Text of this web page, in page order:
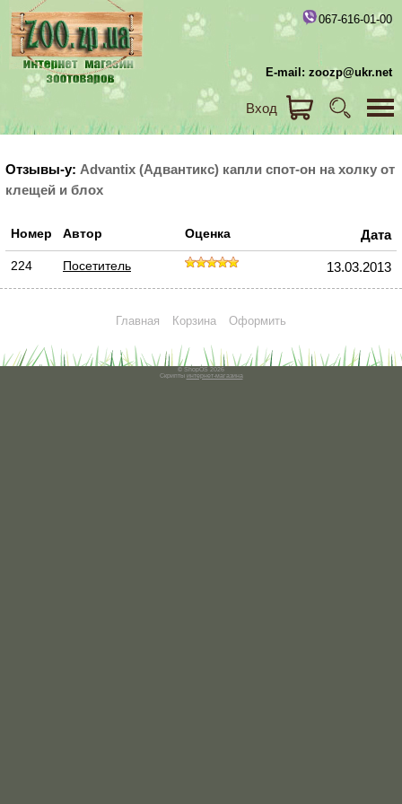
067-616-01-00
E-mail: zoozp@ukr.net
Вход
Отзывы-у: Advantix (Адвантикс) капли спот-он на холку от
клещей и блох
Номер Автор Оценка Дата
224 Посетитель 13.03.2013
Главная Корзина Оформить
© ShopOS 2026
Скрипты интернет-магазина